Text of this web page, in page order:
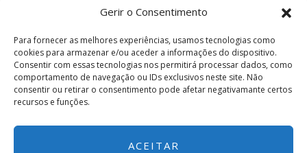
Gerir o Consentimento
Para fornecer as melhores experiências, usamos tecnologias como
cookies para armazenar e/ou aceder a informações do dispositivo.
Consentir com essas tecnologias nos permitirá processar dados, como
comportamento de navegação ou IDs exclusivos neste site. Não
consentir ou retirar o consentimento pode afetar negativamante certos
recursos e funções.
ACEITAR